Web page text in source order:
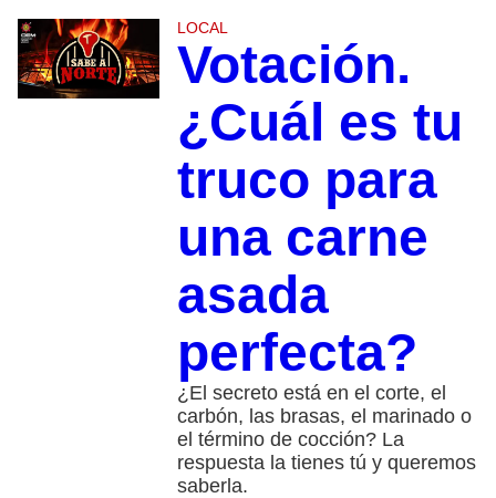
LOCAL
Votación.
¿Cuál es tu
truco para
una carne
asada
perfecta?
¿El secreto está en el corte, el
carbón, las brasas, el marinado o
el término de cocción? La
respuesta la tienes tú y queremos
saberla.